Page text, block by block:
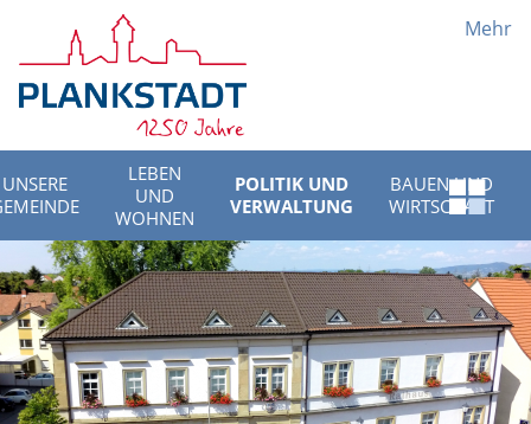
Mehr
UNSERE
LEBEN
UND
WOHNEN
POLITIK UND
VERWALTUNG
BAUEN UND
WIRTSCHAFT
Menü
öffnen